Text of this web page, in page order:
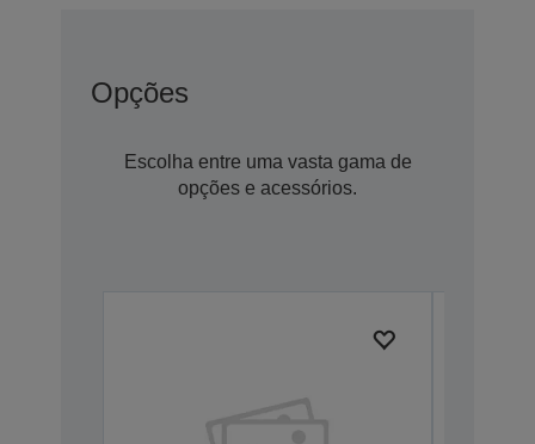
Opções
Escolha entre uma vasta gama de
opções e acessórios.